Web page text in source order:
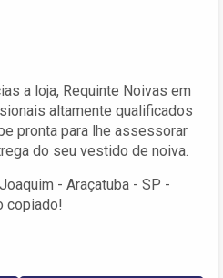
a loja, Requinte Noivas em
altamente qualificados
pronta para lhe assessorar
do seu vestido de noiva.
- Araçatuba - SP -
copiado!